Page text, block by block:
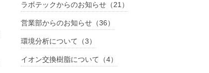
ラボテックからのお知らせ（21）
営業部からのお知らせ（36）
環境分析について（3）
イオン交換樹脂について（4）